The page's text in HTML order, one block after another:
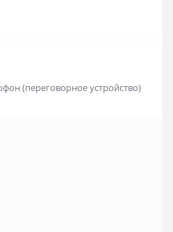
(переговорное устройство)